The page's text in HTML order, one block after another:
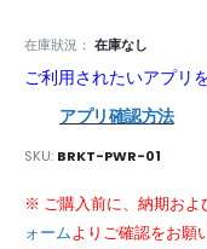
the
gallery
在庫狀況： 在庫なし
ご利用されたいアプリ
アプリ確認方法
SKU BRKT-PWR-01
※ ご購入前に、納期およ
ォームよりご確認をお願